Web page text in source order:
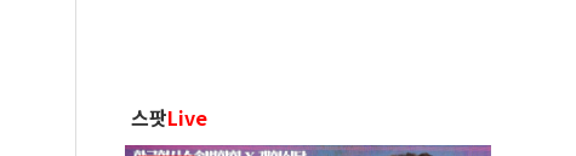
스팟Live